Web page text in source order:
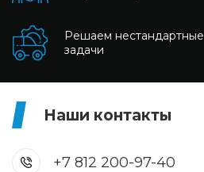
Решаем нестандартные
задачи
Наши контакты
+7 812 200-97-40